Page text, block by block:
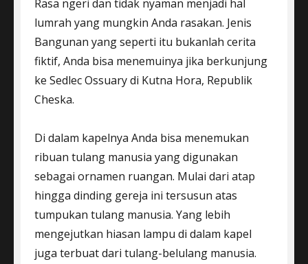
Rasa ngeri dan tidak nyaman menjadi hal
lumrah yang mungkin Anda rasakan. Jenis
Bangunan yang seperti itu bukanlah cerita
fiktif, Anda bisa menemuinya jika berkunjung
ke Sedlec Ossuary di Kutna Hora, Republik
Cheska.
Di dalam kapelnya Anda bisa menemukan
ribuan tulang manusia yang digunakan
sebagai ornamen ruangan. Mulai dari atap
hingga dinding gereja ini tersusun atas
tumpukan tulang manusia. Yang lebih
mengejutkan hiasan lampu di dalam kapel
juga terbuat dari tulang-belulang manusia.